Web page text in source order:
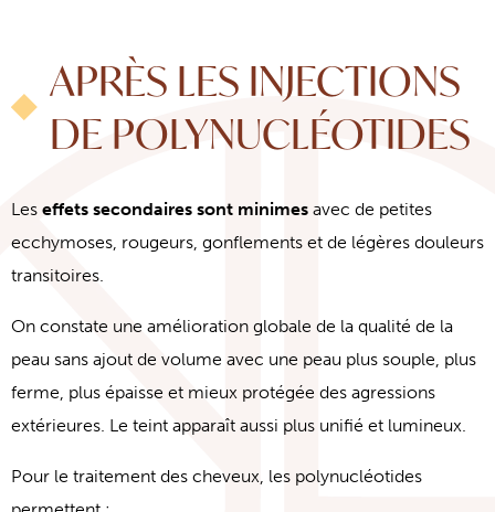
APRÈS LES INJECTIONS
DE POLYNUCLÉOTIDES
Les effets secondaires sont minimes avec de petites
ecchymoses, rougeurs, gonflements et de légères douleurs
transitoires.
On constate une amélioration globale de la qualité de la
peau sans ajout de volume avec une peau plus souple, plus
ferme, plus épaisse et mieux protégée des agressions
extérieures. Le teint apparaît aussi plus unifié et lumineux.
Pour le traitement des cheveux, les polynucléotides